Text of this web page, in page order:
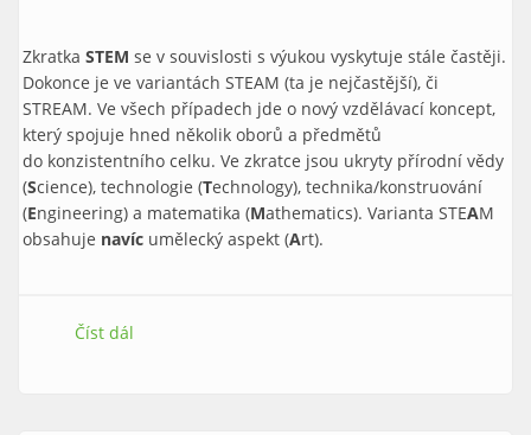
Zkratka STEM se v souvislosti s výukou vyskytuje stále častěji.
Dokonce je ve variantách STEAM (ta je nejčastější), či
STREAM. Ve všech případech jde o nový vzdělávací koncept,
který spojuje hned několik oborů a předmětů
do konzistentního celku. Ve zkratce jsou ukryty přírodní vědy
(Science), technologie (Technology), technika/konstruování
(Engineering) a matematika (Mathematics). Varianta STEAM
obsahuje navíc umělecký aspekt (Art).
Číst dál